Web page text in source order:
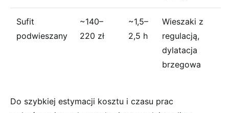
Sufit
podwieszany
~140–
220 zł
~1,5–
2,5 h
Wieszaki z
regulacją,
dylatacja
brzegowa
Do szybkiej estymacji kosztu i czasu prac